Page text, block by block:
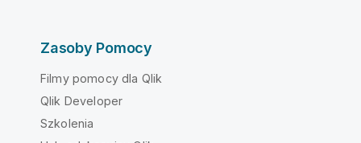
Zasoby Pomocy
Filmy pomocy dla Qlik
Qlik Developer
Szkolenia